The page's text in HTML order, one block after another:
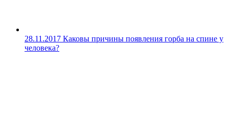
28.11.2017 Каковы причины появления горба на спине у
человека?